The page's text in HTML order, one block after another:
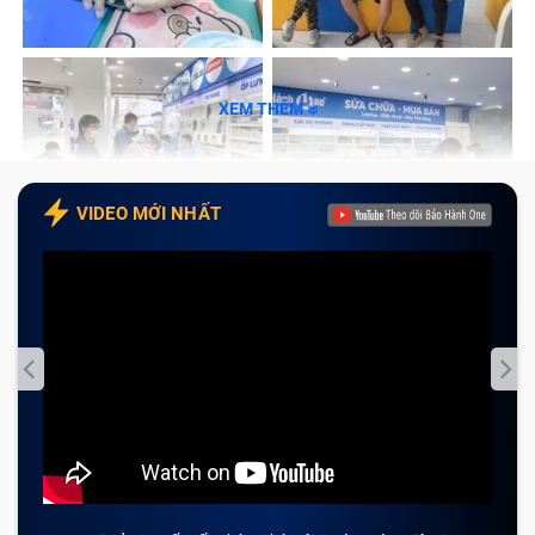
thoại Trước Vivo Y20 tại Bảo Hành One
Tạm kết
Khi nào nên thay camera điện thoại
Camera điện thoại Trước Vivo Y20 khi bị hỏng sẽ ảnh
không ít khó khăn trong việc đáp ứng các nhu cầu của
XEM THÊM
VIDEO MỚI NHẤT